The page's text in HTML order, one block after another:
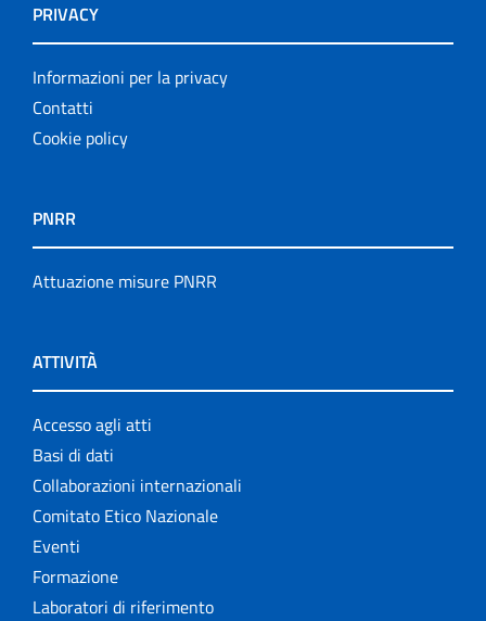
PRIVACY
Informazioni per la privacy
Contatti
Cookie policy
PNRR
Attuazione misure PNRR
ATTIVITÀ
Accesso agli atti
Basi di dati
Collaborazioni internazionali
Comitato Etico Nazionale
Eventi
Formazione
Laboratori di riferimento